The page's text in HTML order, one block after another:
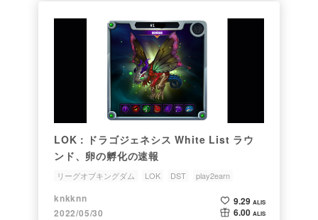
LOK：ドラゴジェネシス White List ラウ
ンド、卵の孵化の速報
リーグオブキングダム LOK DST play2earn
knkknn
2022/05/30
9.29 ALIS
6.00 ALIS